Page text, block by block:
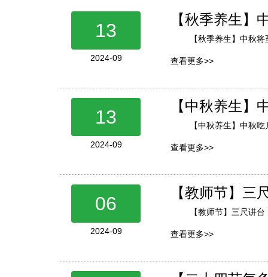
13
2024-09
【秋季养生】
【秋季养生】中秋
查看更多>>
13
2024-09
【中秋养生】
【中秋养生】中秋
查看更多>>
06
2024-09
【教师节】三
【教师节】三尺讲
查看更多>>